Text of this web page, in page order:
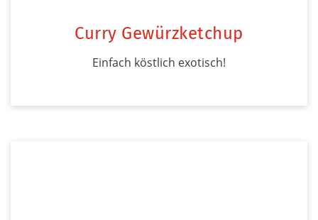
Curry Gewürzketchup
Einfach köstlich exotisch!